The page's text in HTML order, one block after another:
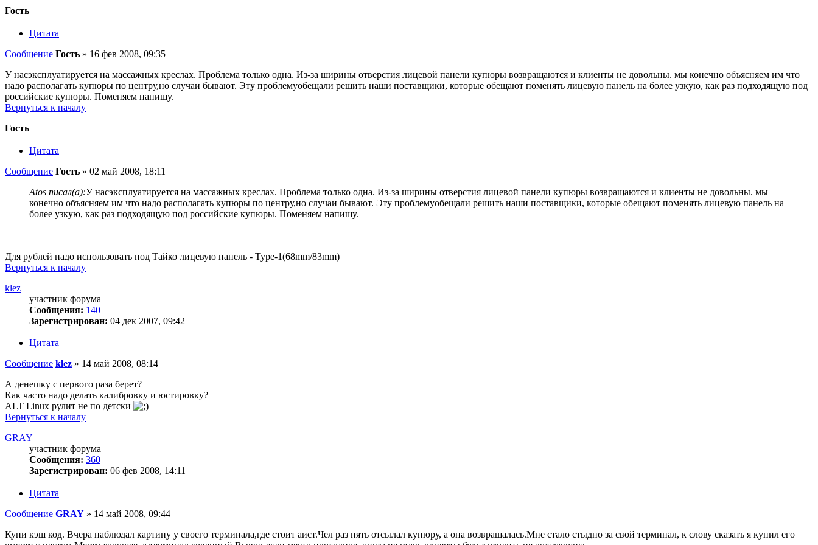
Гость
Цитата
Сообщение Гость » 16 фев 2008, 09:35
У насэксплуатируется на массажных креслах. Проблема только одна. Из-за ширины отверстия лицевой панели купюры возвращаются и клиенты не довольны. мы конечно объясняем им что
надо располагать купюры по центру,но случаи бывают. Эту проблемуобещали решить наши поставщики, которые обещают поменять лицевую панель на более узкую, как раз подходящую под
российские купюры. Поменяем напишу.
Вернуться к началу
Гость
Цитата
Сообщение Гость » 02 май 2008, 18:11
Atos писал(а):У насэксплуатируется на массажных креслах. Проблема только одна. Из-за ширины отверстия лицевой панели купюры возвращаются и клиенты не довольны. мы
конечно объясняем им что надо располагать купюры по центру,но случаи бывают. Эту проблемуобещали решить наши поставщики, которые обещают поменять лицевую панель на
более узкую, как раз подходящую под российские купюры. Поменяем напишу.
Для рублей надо использовать под Тайко лицевую панель - Type-1(68mm/83mm)
Вернуться к началу
klez
участник форума
Сообщения: 140
Зарегистрирован: 04 дек 2007, 09:42
Цитата
Сообщение klez » 14 май 2008, 08:14
А денешку с первого раза берет?
Как часто надо делать калибровку и юстировку?
ALT Linux рулит не по детски
Вернуться к началу
GRAY
участник форума
Сообщения: 360
Зарегистрирован: 06 фев 2008, 14:11
Цитата
Сообщение GRAY » 14 май 2008, 09:44
Купи кэш код. Вчера наблюдал картину у своего терминала,где стоит аист.Чел раз пять отсылал купюру, а она возвращалась.Мне стало стыдно за свой терминал, к слову сказать я купил его